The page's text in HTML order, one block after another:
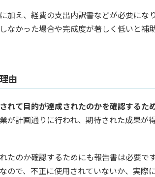
加え、経費の支出内訳書などが必要にな
なかった場合や完成度が著しく低いと
由
れて目的が達成されたのかを確認するた
が計画通りに行われ、期待された成果
たのか確認するためにも報告書は必要です
ので、不正に使用されていないか、実